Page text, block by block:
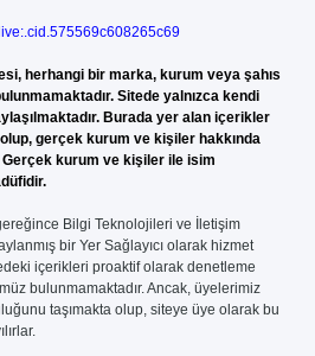
herhangi bir marka, kurum veya şahıs
Sitede yalnızca kendi
Burada yer alan içerikler
gerçek kurum ve kişiler hakkında
Gerçek kurum ve kişiler ile isim
Bilgi Teknolojileri ve İletişim
bir Yer Sağlayıcı olarak hizmet
içerikleri proaktif olarak denetleme
bulunmamaktadır. Ancak, üyelerimiz
taşımakta olup, siteye üye olarak bu